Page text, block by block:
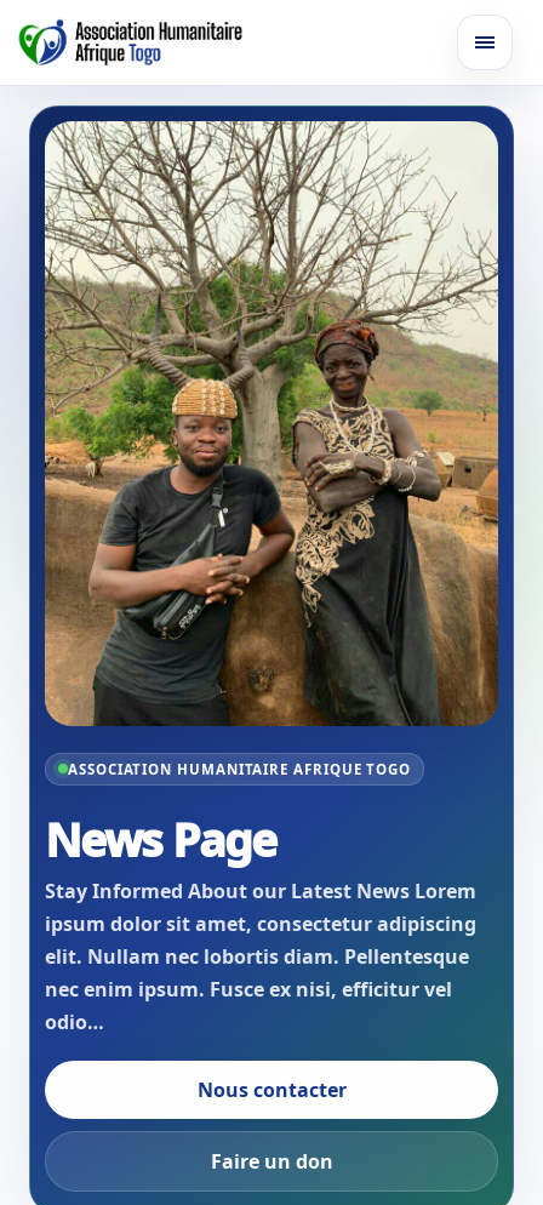
ASSOCIATION HUMANITAIRE AFRIQUE TOGO
News Page
Stay Informed About our Latest News Lorem
ipsum dolor sit amet, consectetur adipiscing
elit. Nullam nec lobortis diam. Pellentesque
nec enim ipsum. Fusce ex nisi, efficitur vel
odio…
Nous contacter
Faire un don